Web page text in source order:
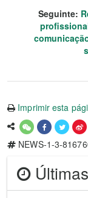
Seguinte:
Imprimir esta
NEWS-1-3-